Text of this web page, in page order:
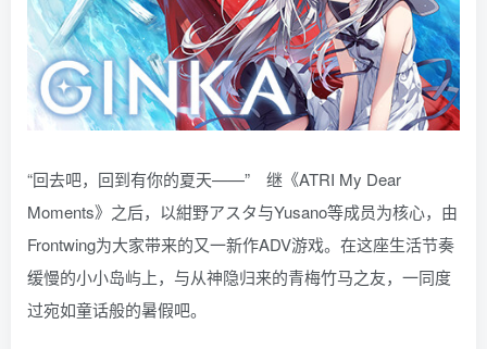
“回去吧，回到有你的夏天——” 继《ATRI My Dear
Moments》之后，以紺野アスタ与Yusano等成员为核心，由
Frontwing为大家带来的又一新作ADV游戏。在这座生活节奏
缓慢的小小岛屿上，与从神隐归来的青梅竹马之友，一同度
过宛如童话般的暑假吧。